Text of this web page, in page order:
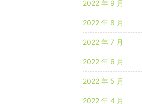
2022 年 9 月
2022 年 8 月
2022 年 7 月
2022 年 6 月
2022 年 5 月
2022 年 4 月